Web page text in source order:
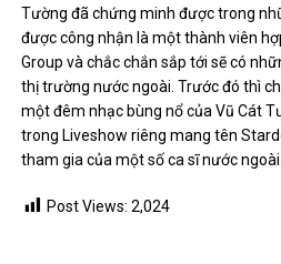
Tường đã chứng minh được trong
được công nhận là một thành viên
Group và chắc chắn sắp tới sẽ có
thị trường nước ngoài. Trước đó thì
một đêm nhạc bùng nổ của Vũ Cát
trong Liveshow riêng mang tên
tham gia của một số ca sĩ nước ngoài.
Post Views: 2,024